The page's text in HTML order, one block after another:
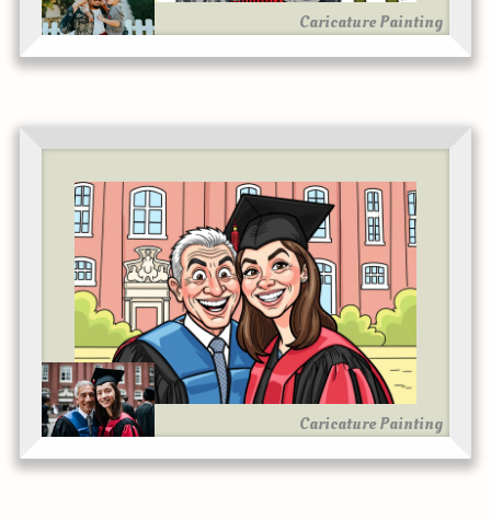
Caricature Painting
Caricature Painting